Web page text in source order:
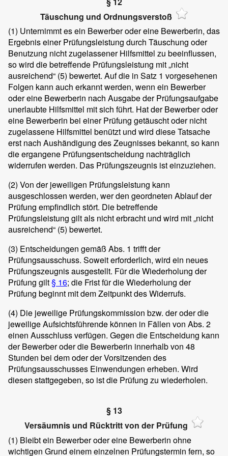
Täuschung und Ordnungsverstoß
(1) Unternimmt es ein Bewerber oder eine Bewerberin, das
Ergebnis einer Prüfungsleistung durch Täuschung oder
Benutzung nicht zugelassener Hilfsmittel zu beeinflussen,
so wird die betreffende Prüfungsleistung mit „nicht
ausreichend“ (5) bewertet. Auf die in Satz 1 vorgesehenen
Folgen kann auch erkannt werden, wenn ein Bewerber
oder eine Bewerberin nach Ausgabe der Prüfungsaufgabe
unerlaubte Hilfsmittel mit sich führt. Hat der Bewerber oder
eine Bewerberin bei einer Prüfung getäuscht oder nicht
zugelassene Hilfsmittel benützt und wird diese Tatsache
erst nach Aushändigung des Zeugnisses bekannt, so kann
die ergangene Prüfungsentscheidung nachträglich
widerrufen werden. Das Prüfungszeugnis ist einzuziehen.
(2) Von der jeweiligen Prüfungsleistung kann
ausgeschlossen werden, wer den geordneten Ablauf der
Prüfung empfindlich stört. Die betreffende
Prüfungsleistung gilt als nicht erbracht und wird mit „nicht
ausreichend“ (5) bewertet.
(3) Entscheidungen gemäß Abs. 1 trifft der
Prüfungsausschuss. Soweit erforderlich, wird ein neues
Prüfungszeugnis ausgestellt. Für die Wiederholung der
Prüfung gilt§ 16; die Frist für die Wiederholung der
Prüfung beginnt mit dem Zeitpunkt des Widerrufs.
(4) Die jeweilige Prüfungskommission bzw. der oder die
jeweilige Aufsichtsführende können in Fällen von Abs. 2
einen Ausschluss verfügen. Gegen die Entscheidung kann
der Bewerber oder die Bewerberin innerhalb von 48
Stunden bei dem oder der Vorsitzenden des
Prüfungsausschusses Einwendungen erheben. Wird
diesen stattgegeben, so ist die Prüfung zu wiederholen.
§ 13
Versäumnis und Rücktritt von der Prüfung
(1) Bleibt ein Bewerber oder eine Bewerberin ohne
wichtigen Grund einem einzelnen Prüfungstermin fern, so